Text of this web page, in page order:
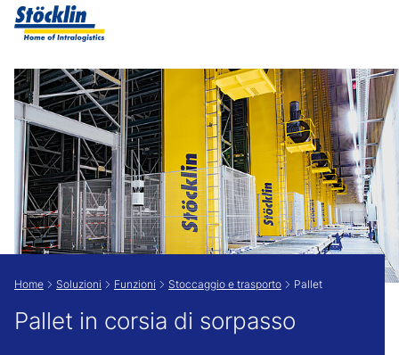
Show convenient version of this site
Don't show this message again
Home Soluzioni Funzioni Stoccaggio e trasporto Pallet
Pallet in corsia di sorpasso